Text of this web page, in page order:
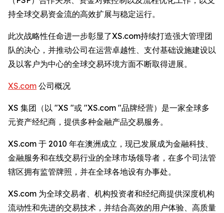
持全球交易资金流的高效扩展与稳定运行。
此次战略性任命进一步彰显了XS.com持续打造强大管理团
队的决心，并推动公司在运营卓越性、支付基础设施建设以
及以客户为中心的全球交易环境方面不断取得进展。
XS.com 公司概况
XS 集团（以 "XS "或 "XS.com "品牌经营）是一家全球多
元资产经纪商，提供多种金融产品交易服务。
XS.com 于 2010 年在澳洲成立，现已发展成为金融科技、
金融服务和在线交易行业的全球市场领导者，在多个司法管
辖区拥有监管牌照，并在全球各地设有办事处。
XS.com 为全球交易者、机构投资者和经纪商提供深度机构
流动性和先进的交易技术，并结合高效的用户体验、高质量